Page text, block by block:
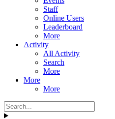
Staff
Online Users
Leaderboard
More
Activity
All Activity
Search
More
More
More